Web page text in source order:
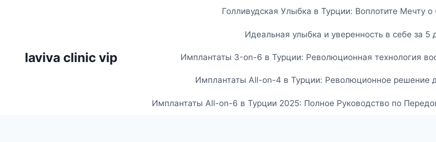
laviva clinic vip
Голливудская Улыбка в Турции: Воплотите Мечту
Идеальная улыбка и уверенность в себе за 5
Имплантаты 3-on-6 в Турции: Революционная технология
Имплантаты All-on-4 в Турции: Революционное решение
Имплантаты All-on-6 в Турции 2025: Полное Руководство по